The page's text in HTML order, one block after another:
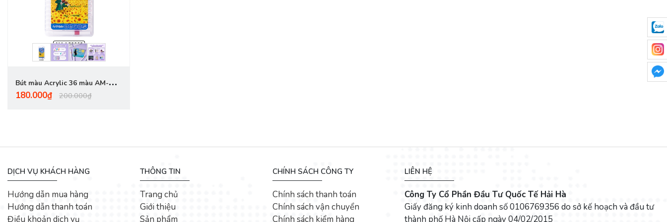
Bút màu Acrylic 36 màu AM-
AC0009
180.000₫ 200.000₫
DỊCH VỤ KHÁCH HÀNG
Hướng dẫn mua hàng
Hướng dẫn thanh toán
Điều khoản dịch vụ
THÔNG TIN
Trang chủ
Giới thiệu
Sản phẩm
CHÍNH SÁCH CÔNG TY
Chính sách thanh toán
Chính sách vận chuyển
Chính sách kiểm hàng
LIÊN HỆ
Công Ty Cổ Phần Đầu Tư Quốc Tế Hải Hà
Giấy đăng ký kinh doanh số 0106769356 do sở kế hoạch và đầu tư
thành phố Hà Nội cấp ngày 04/02/2015